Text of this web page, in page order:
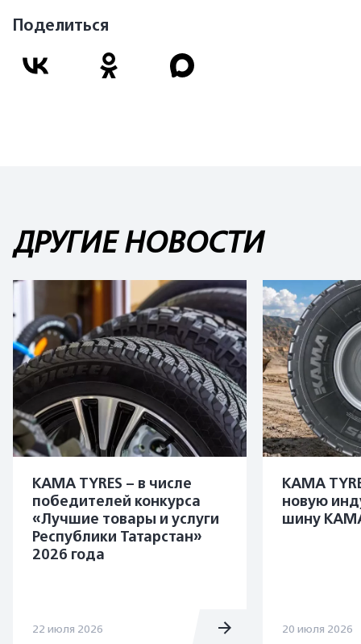
Поделиться
ДРУГИЕ НОВОСТИ
KAMA TYRES – в числе
победителей конкурса
«Лучшие товары и услуги
Республики Татарстан»
2026 года
22 июля 2026
KAMA
новую
шину
20 июля 2026